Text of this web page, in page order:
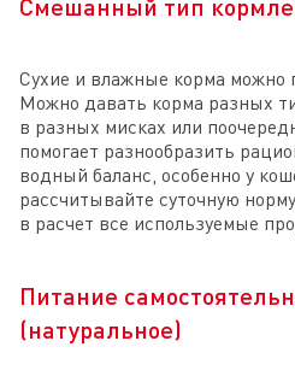
Смешанный тип
Сухие и влажные корма можно
Можно давать корма разных
в разных мисках или
помогает разнообразить
водный баланс, особенно у
рассчитывайте суточную
в расчет все используемые
Питание
(натуральное)